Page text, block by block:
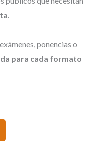
.
ponencias o
para cada formato